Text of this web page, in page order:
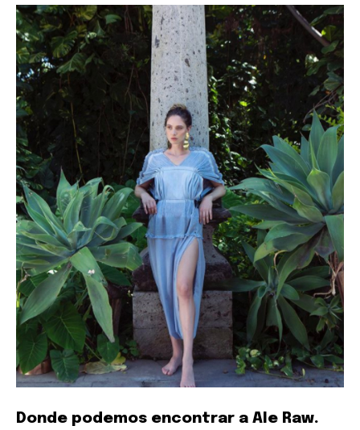
Donde podemos encontrar a Ale Raw.